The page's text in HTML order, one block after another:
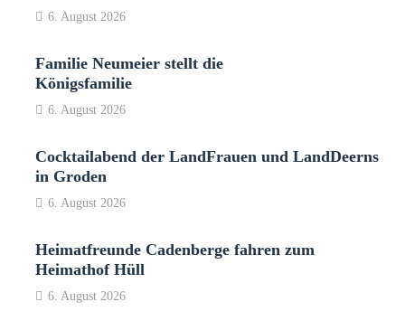
6. August 2026
Familie Neumeier stellt die
Königsfamilie
6. August 2026
Cocktailabend der LandFrauen und LandDeerns
in Groden
6. August 2026
Heimatfreunde Cadenberge fahren zum
Heimathof Hüll
6. August 2026